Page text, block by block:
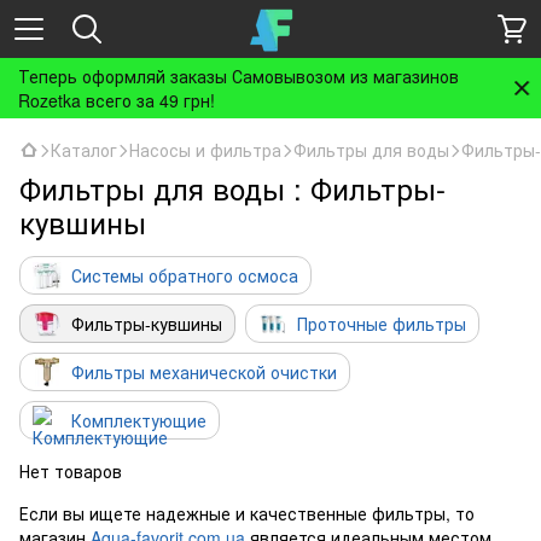
Теперь оформляй заказы Самовывозом из магазинов
Rozetka всего за 49 грн!
Каталог Насосы и фильтра Фильтры для воды
Фильтры для воды : Фильтры-
кувшины
Системы обратного осмоса
Фильтры-кувшины
Проточные фильтры
Фильтры механической очистки
Комплектующие
Нет товаров
Если вы ищете надежные и качественные фильтры, то